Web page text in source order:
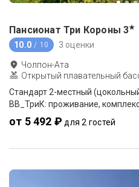
Пансионат Три Короны 3★
10.0 / 10 3 оценки
Чолпон-Ата
Открытый плавательный
Стандарт 2-местный
ВB_ТриК: проживание,
от 5 492 ₽ для 2 гостей